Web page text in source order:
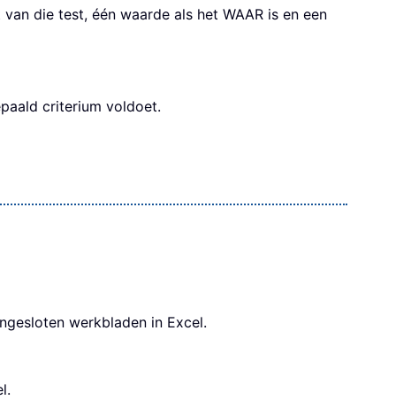
die test, één waarde als het WAAR is en een
criterium voldoet.
werkbladen in Excel.